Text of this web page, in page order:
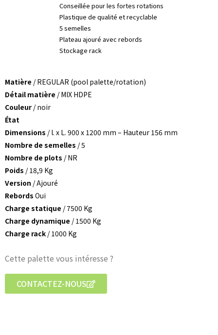
Conseillée pour les fortes rotations
Plastique de qualité et recyclable
5 semelles
Plateau ajouré avec rebords
Stockage rack
Matière / REGULAR (pool palette/rotation)
Détail matière / MIX HDPE
Couleur / noir
État
Dimensions / l. x L. 900 x 1200 mm – Hauteur 156 mm
Nombre de semelles / 5
Nombre de plots / NR
Poids / 18,9 Kg
Version / Ajouré
Rebords Oui
Charge statique / 7500 Kg
Charge dynamique / 1500 Kg
Charge rack/ 1000 Kg
Cette palette vous intéresse ?
CONTACTEZ-NOUS